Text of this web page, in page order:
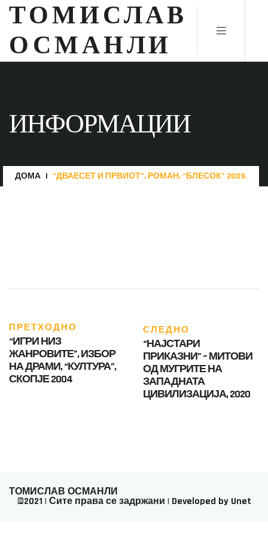
ТОМИСЛАВ
ОСМАНЛИ
ИНФОРМАЦИИ
ДОМА “ДВАЕСЕТ И ПРВИОТ”, РОМАН, “БЛЕСОК” 2009.
ПРЕТХОДНО
“ИГРИ НИЗ
ЖАНРОВИТЕ”, ИЗБОР
НА ДРАМИ, “КУЛТУРА”,
СКОПЈЕ 2004
СЛЕДНО
“НАЈСТАРИ
ПРИКАЗНИ” – МИТОВИ
ОД МУГРИТЕ НА
ЗАПАДНАТА
ЦИВИЛИЗАЦИЈА, 2020
ТОМИСЛАВ ОСМАНЛИ
©2021 | Сите права се задржани | Developed by Unet